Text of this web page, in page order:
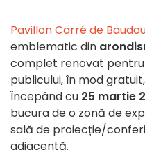
Pavillon Carré de
emblematic din
complet renovat pentru
publicului, în mod
Începând cu 25 martie
bucura de o zonă de
sală de proiecție/
adiacentă.